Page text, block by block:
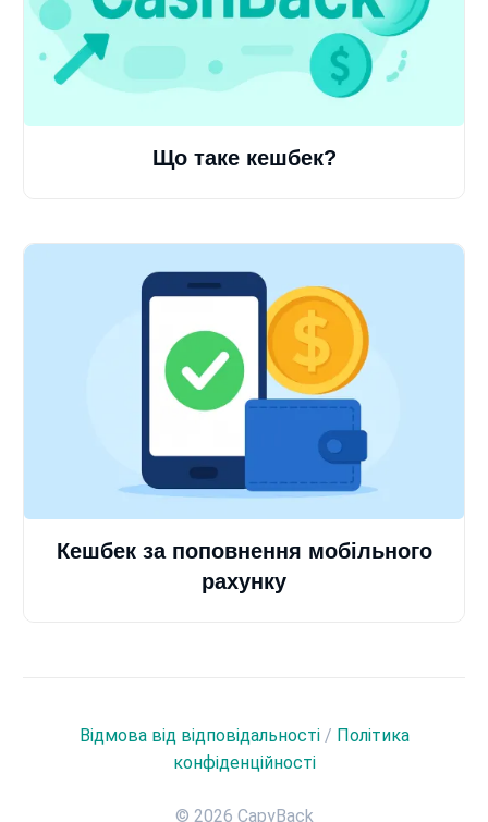
Що таке кешбек?
Кешбек за поповнення мобільного
рахунку
Відмова від відповідальності/ Політика
конфіденційності
© 2026 CapyBack